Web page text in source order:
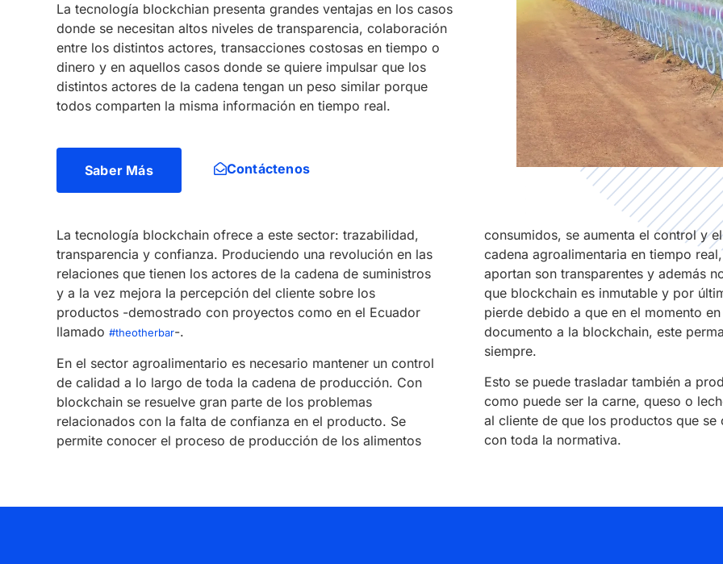
La tecnología blockchian presenta grandes ventajas en los casos
donde se necesitan altos niveles de transparencia, colaboración
entre los distintos actores, transacciones costosas en tiempo o
dinero y en aquellos casos donde se quiere impulsar que los
distintos actores de la cadena tengan un peso similar porque
todos comparten la misma información en tiempo real.
Saber Más Contáctenos
La tecnología blockchain ofrece a este sector: trazabilidad,
transparencia y confianza. Produciendo una revolución en las
relaciones que tienen los actores de la cadena de suministros
y a la vez mejora la percepción del cliente sobre los
productos -demostrado con proyectos como en el Ecuador
llamado #theotherbar-.
En el sector agroalimentario es necesario mantener un control
de calidad a lo largo de toda la cadena de producción. Con
blockchain se resuelve gran parte de los problemas
relacionados con la falta de confianza en el producto. Se
permite conocer el proceso de producción de los alimentos
consumidos, se aumenta el control y
cadena agroalimentaria en tiempo
aportan son transparentes y además
que blockchain es inmutable y por
pierde debido a que en el momento
documento a la blockchain, este
siempre.
Esto se puede trasladar también a
como puede ser la carne, queso o
al cliente de que los productos que se
con toda la normativa.